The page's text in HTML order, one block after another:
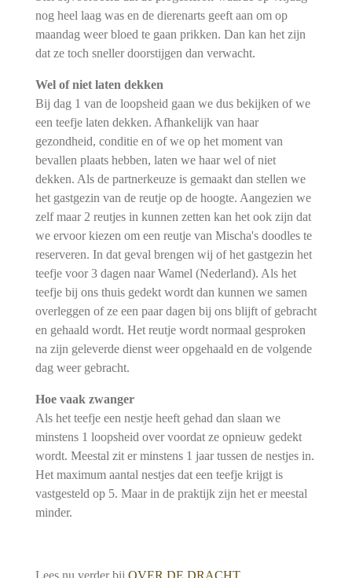
nog heel laag was en de dierenarts geeft aan om op
maandag weer bloed te gaan prikken. Dan kan het zijn
dat ze toch sneller doorstijgen dan verwacht.
Wel of niet laten dekken
Bij dag 1 van de loopsheid gaan we dus bekijken of we
een teefje laten dekken. Afhankelijk van haar
gezondheid, conditie en of we op het moment van
bevallen plaats hebben, laten we haar wel of niet
dekken. Als de partnerkeuze is gemaakt dan stellen we
het gastgezin van de reutje op de hoogte. Aangezien we
zelf maar 2 reutjes in kunnen zetten kan het ook zijn dat
we ervoor kiezen om een reutje van Mischa's doodles te
reserveren. In dat geval brengen wij of het gastgezin het
teefje voor 3 dagen naar Wamel (Nederland). Als het
teefje bij ons thuis gedekt wordt dan kunnen we samen
overleggen of ze een paar dagen bij ons blijft of gebracht
en gehaald wordt. Het reutje wordt normaal gesproken
na zijn geleverde dienst weer opgehaald en de volgende
dag weer gebracht.
Hoe vaak zwanger
Als het teefje een nestje heeft gehad dan slaan we
minstens 1 loopsheid over voordat ze opnieuw gedekt
wordt. Meestal zit er minstens 1 jaar tussen de nestjes in.
Het maximum aantal nestjes dat een teefje krijgt is
vastgesteld op 5. Maar in de praktijk zijn het er meestal
minder.
Lees nu verder bij OVER DE DRACHT